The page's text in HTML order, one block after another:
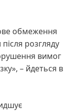
обмеження
розгляду
вимог
– йдеться в